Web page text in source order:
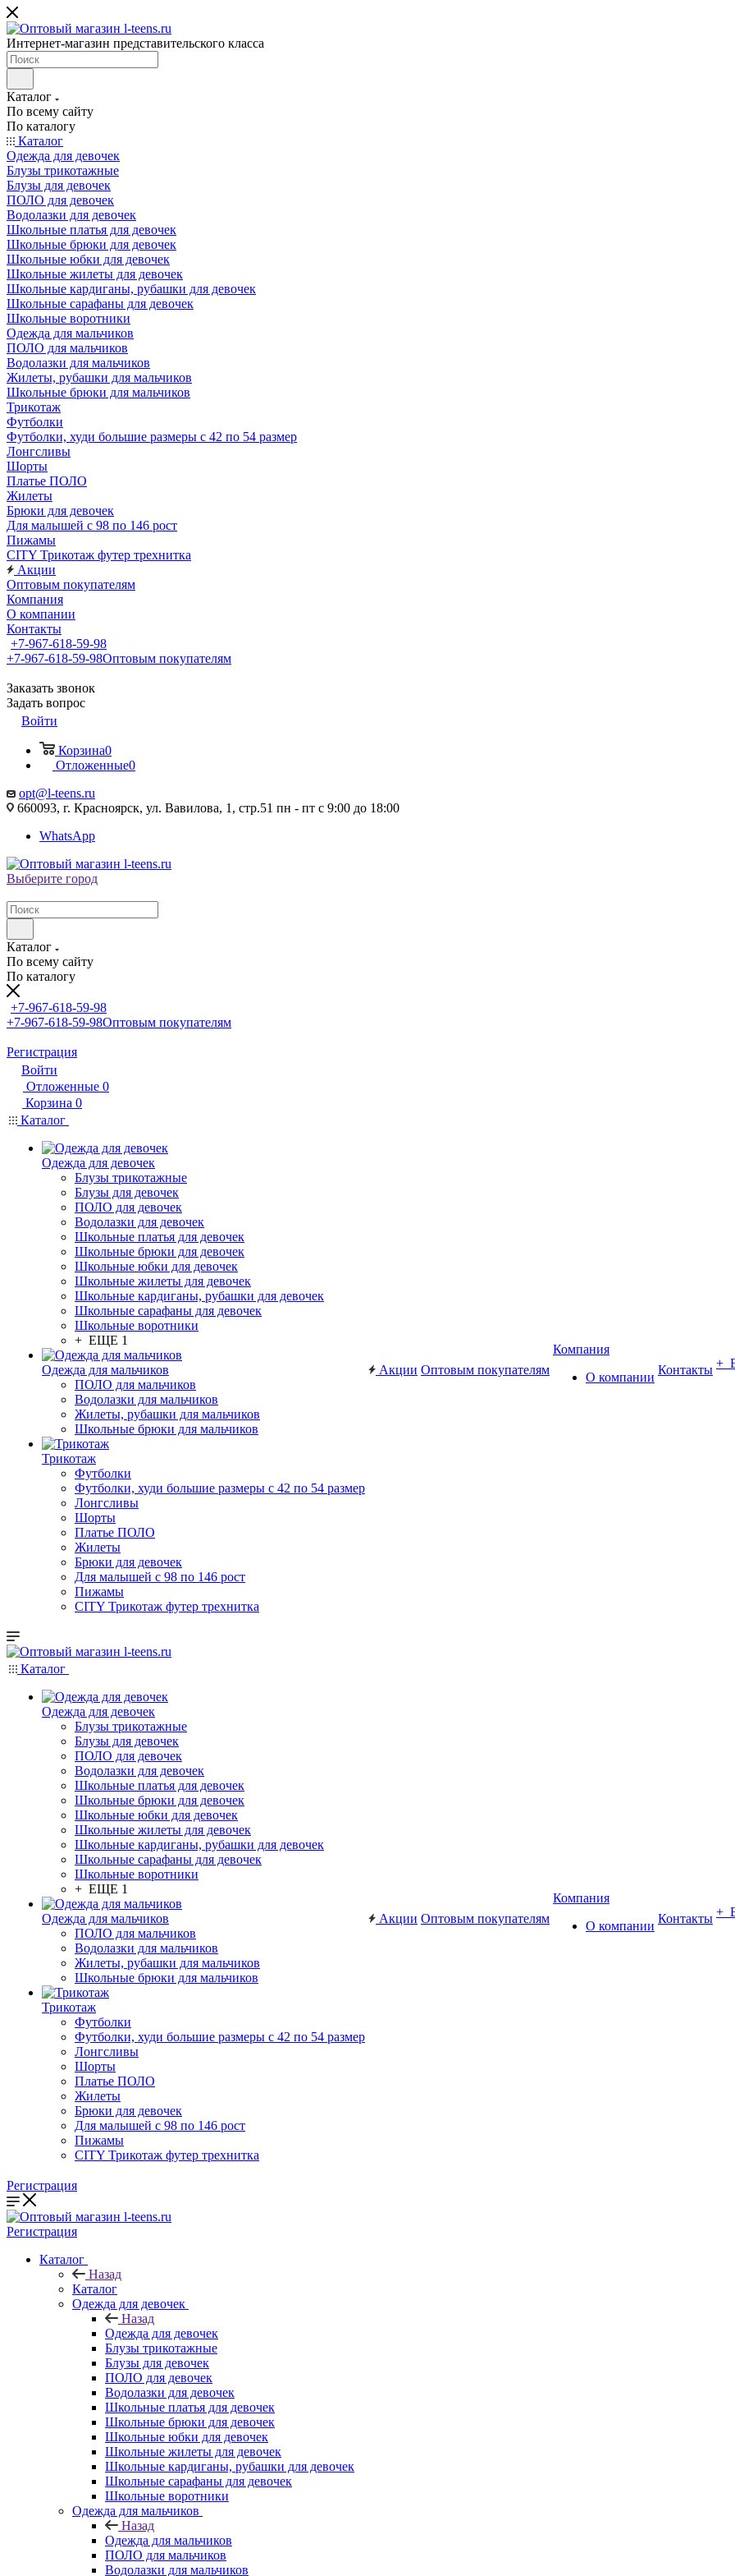
Интернет-магазин представительского класса
Каталог
По всему сайту
По каталогу
Каталог
Одежда для девочек
Блузы трикотажные
Блузы для девочек
ПОЛО для девочек
Водолазки для девочек
Школьные платья для девочек
Школьные брюки для девочек
Школьные юбки для девочек
Школьные жилеты для девочек
Школьные кардиганы, рубашки для девочек
Школьные сарафаны для девочек
Школьные воротники
Одежда для мальчиков
ПОЛО для мальчиков
Водолазки для мальчиков
Жилеты, рубашки для мальчиков
Школьные брюки для мальчиков
Трикотаж
Футболки
Футболки, худи большие размеры с 42 по 54 размер
Лонгсливы
Шорты
Платье ПОЛО
Жилеты
Брюки для девочек
Для малышей с 98 по 146 рост
Пижамы
CITY Трикотаж футер трехнитка
Акции
Оптовым покупателям
Компания
О компании
Контакты
+7-967-618-59-98
+7-967-618-59-98Оптовым покупателям
Заказать звонок
Задать вопрос
Войти
Корзина0
Отложенные0
opt@l-teens.ru
660093, г. Красноярск, ул. Вавилова, 1, стр.51 пн - пт с 9:00 до 18:00
WhatsApp
Выберите город
Каталог
По всему сайту
По каталогу
+7-967-618-59-98
+7-967-618-59-98Оптовым покупателям
Регистрация
Войти
Отложенные 0
Корзина 0
Каталог
Одежда для девочек
Блузы трикотажные
Блузы для девочек
ПОЛО для девочек
Водолазки для девочек
Школьные платья для девочек
Школьные брюки для девочек
Школьные юбки для девочек
Школьные жилеты для девочек
Школьные кардиганы, рубашки для девочек
Школьные сарафаны для девочек
Школьные воротники
+ ЕЩЕ 1
Одежда для мальчиков
ПОЛО для мальчиков
Водолазки для мальчиков
Жилеты, рубашки для мальчиков
Школьные брюки для мальчиков
Трикотаж
Футболки
Футболки, худи большие размеры с 42 по 54 размер
Лонгсливы
Шорты
Платье ПОЛО
Жилеты
Брюки для девочек
Для малышей с 98 по 146 рост
Пижамы
CITY Трикотаж футер трехнитка
Акции Оптовым покупателям
Компания
О компании
Контакты +
Каталог
Одежда для девочек
Блузы трикотажные
Блузы для девочек
ПОЛО для девочек
Водолазки для девочек
Школьные платья для девочек
Школьные брюки для девочек
Школьные юбки для девочек
Школьные жилеты для девочек
Школьные кардиганы, рубашки для девочек
Школьные сарафаны для девочек
Школьные воротники
+ ЕЩЕ 1
Одежда для мальчиков
ПОЛО для мальчиков
Водолазки для мальчиков
Жилеты, рубашки для мальчиков
Школьные брюки для мальчиков
Трикотаж
Футболки
Футболки, худи большие размеры с 42 по 54 размер
Лонгсливы
Шорты
Платье ПОЛО
Жилеты
Брюки для девочек
Для малышей с 98 по 146 рост
Пижамы
CITY Трикотаж футер трехнитка
Акции Оптовым покупателям
Компания
О компании
Контакты +
Регистрация
Регистрация
Каталог
Назад
Каталог
Одежда для девочек
Назад
Одежда для девочек
Блузы трикотажные
Блузы для девочек
ПОЛО для девочек
Водолазки для девочек
Школьные платья для девочек
Школьные брюки для девочек
Школьные юбки для девочек
Школьные жилеты для девочек
Школьные кардиганы, рубашки для девочек
Школьные сарафаны для девочек
Школьные воротники
Одежда для мальчиков
Назад
Одежда для мальчиков
ПОЛО для мальчиков
Водолазки для мальчиков